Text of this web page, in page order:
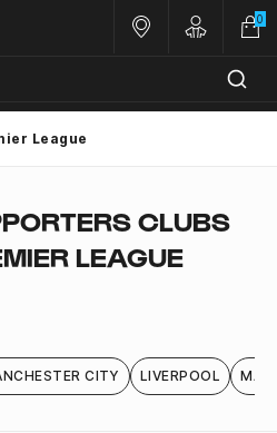
Nos magasins
Customer
0
League
CLUBS
LEAGUE
CITY LIVERPOOL